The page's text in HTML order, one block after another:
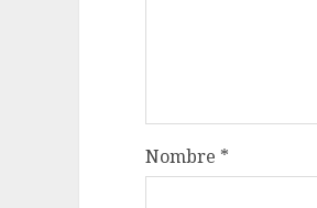
Nombre *